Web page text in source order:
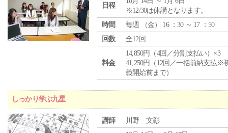
日程
※12/30は休講となります。
時間
毎週 （金） 16 ：30 ～ 17 ：50
回数
全12回
料金
14,850円（4回／分割支払い）×3
41,250円（12回／一括前納支払※
義開始前まで）
しっかり学ぶ九星
講師 川野 文彰